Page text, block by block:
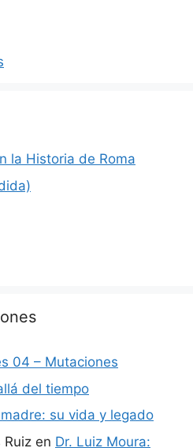
la Historia de Roma
04 – Mutaciones
del tiempo
su vida y legado
Ruiz en Dr. Luiz Moura: